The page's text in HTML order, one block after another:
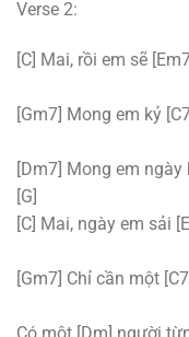
Verse 2:
[C] Mai, rồi em sẽ
[Gm7] Mong em kỷ
[Dm7] Mong em
[G]
[C] Mai, ngày em sải
[Gm7] Chỉ cần một